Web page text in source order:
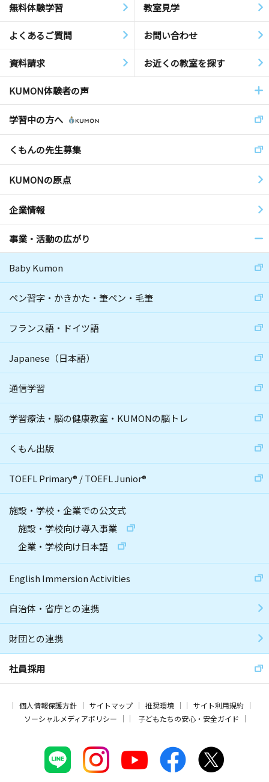
無料体験学習 教室見学
よくあるご質問 お問い合わせ
資料請求 お近くの教室を探す
KUMON体験者の声
学習中の方へ
くもんの先生募集
KUMONの原点
企業情報
事業・活動の広がり
Baby Kumon
ペン習字・かきかた・筆ペン・毛筆
フランス語・ドイツ語
Japanese（日本語）
通信学習
学習療法・脳の健康教室・KUMONの脳トレ
くもん出版
TOEFL Primary® /TOEFL Junior®
施設・学校・企業での公文式
施設・学校向け導入事業
企業・学校向け日本語
English Immersion Activities
自治体・省庁との連携
財団との連携
社員採用
個人情報保護方針 サイトマップ 推奨環境
サイト利用規約
ソーシャルメディアポリシー
子どもたちの安心・安全ガイド